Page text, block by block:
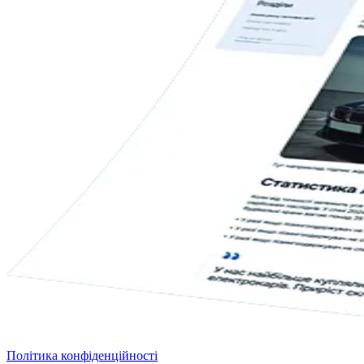
Політика конфіденційності